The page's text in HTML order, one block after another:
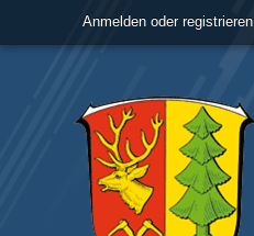
Anmelden oder registrieren